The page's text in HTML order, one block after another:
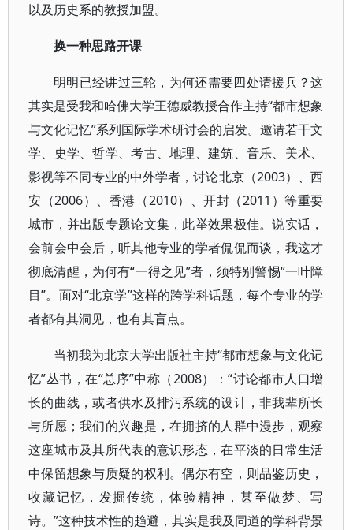
以及历史系的教授加盟。
换一种思路开课
明明已经讲过三轮，为何还需要四处请援兵？这
其实是受我和哈佛大学王德威教授合作主持“都市想象
与文化记忆”系列国际学术研讨会的启发。邀请若干文
学、史学、哲学、考古、地理、建筑、音乐、美术、
影视等不同专业的中外学者，讨论北京（2003）、西
安（2006）、香港（2010）、开封（2011）等重要
城市，并出版专题论文集，此举效果极佳。说实话，
会前会中会后，听其他专业的学者侃侃而谈，我这才
彻底清醒，为何有“一得之见”者，须特别警惕“一叶障
目”。面对“北京学”这样的跨学科话题，每个专业的学
者都有其洞见，也有其盲点。
当初我为北京大学出版社主持“都市想象与文化记
忆”丛书，在“总序”中称（2008）：“讨论都市人口增
长的曲线，或者供水及排污系统的设计，非我辈所长
与所愿；我们的兴趣是，在拥挤的人群中漫步，观察
这座城市及其所代表的意识形态，在平淡的日常生活
中保留想象与质疑的权利。偶尔有空，则品鉴历史，
收藏记忆，发掘传统，体验精神，甚至做梦、写
诗。”这种技术性的趋避，其实是我及同道的学科背景